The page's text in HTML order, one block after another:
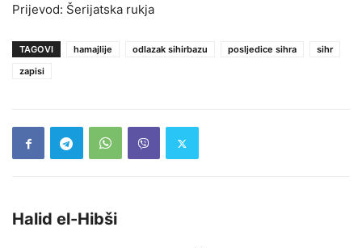
Prijevod: Šerijatska rukja
TAGOVI hamajlije odlazak sihirbazu posljedice sihra
sihr
zapisi
Halid el-Hibši